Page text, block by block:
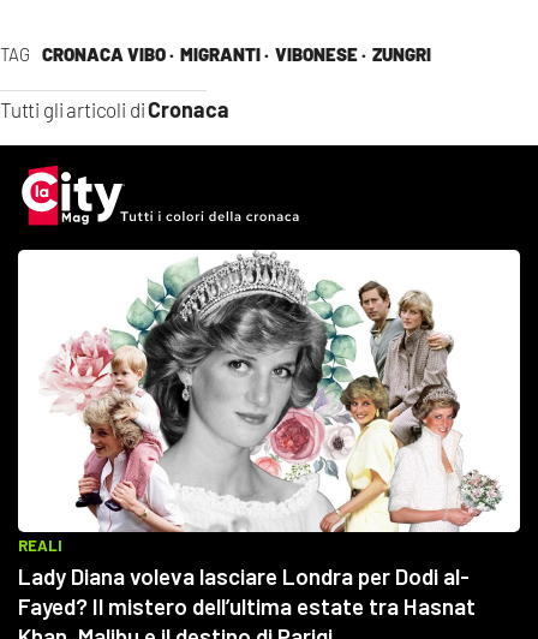
TAG CRONACA VIBO · MIGRANTI · VIBONESE · ZUNGRI
Tutti gli articoli diCronaca